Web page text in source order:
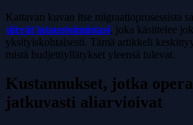
Kattavan kuvan itse migraatioprosessista
siirrät lataustoimintasi, joka käsittelee
yksityiskohtaisesti. Tämä artikkeli
mistä budjettiyllätykset yleensä tulevat.
Kustannukset, jotka
jatkuvasti aliarvioivat